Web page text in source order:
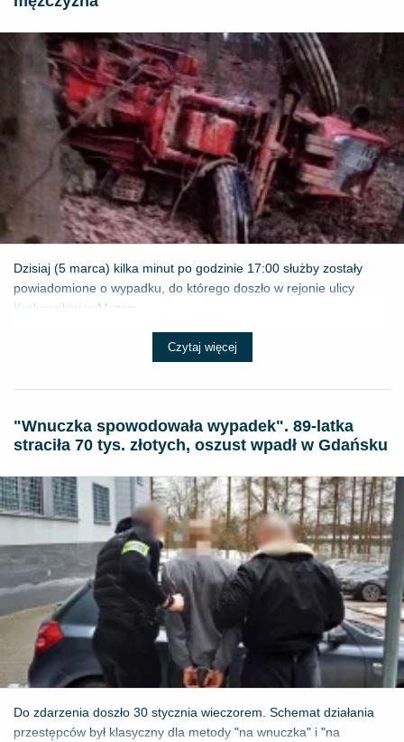
Dzisiaj (5 marca) kilka minut po godzinie 17:00 służby zostały
powiadomione o wypadku, do którego doszło w rejonie ulicy
Krakowskiej w Mszan...
Czytaj więcej
"Wnuczka spowodowała wypadek". 89-latka
straciła 70 tys. złotych, oszust wpadł w Gdańsku
Do zdarzenia doszło 30 stycznia wieczorem. Schemat działania
przestępców był klasyczny dla metody "na wnuczka" i "na